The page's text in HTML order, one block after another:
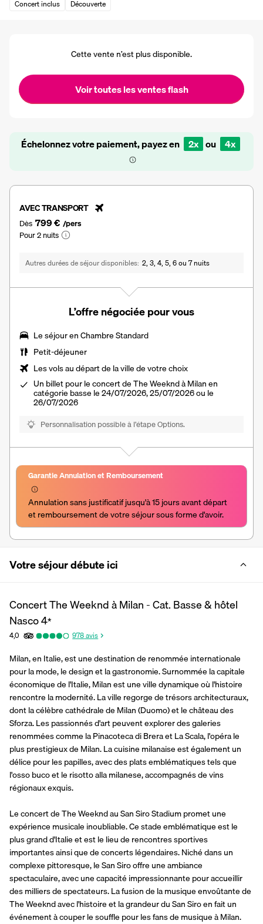
Concert inclus Découverte
Cette vente n’est plus disponible.
Voir toutes les ventes flash
Échelonnez votre paiement, payez en 2x ou 4x
AVEC TRANSPORT
Dès 799 € /pers
Pour 2 nuits
Autres durées de séjour disponibles 2, 3, 4, 5, 6 ou 7 nuits
L’offre négociée pour vous
Le séjour en Chambre Standard
Petit-déjeuner
Les vols au départ de la ville de votre choix
Un billet pour le concert de The Weeknd à Milan en
catégorie basse le 24/07/2026, 25/07/2026 ou le
26/07/2026
Personnalisation possible à l’étape Options.
Garantie Annulation et Remboursement
Annulation sans justificatif jusqu'à 15 jours avant départ
et remboursement de votre séjour sous forme d'avoir.
Votre séjour débute ici
Concert The Weeknd à Milan - Cat. Basse & hôtel
Nasco4*
4,0 978avis
Milan, en Italie, est une destination de renommée internationale
pour la mode, le design et la gastronomie. Surnommée la capitale
économique de l'Italie, Milan est une ville dynamique où l'histoire
rencontre la modernité. La ville regorge de trésors architecturaux,
dont la célèbre cathédrale de Milan (Duomo) et le château des
Sforza. Les passionnés d'art peuvent explorer des galeries
renommées comme la Pinacoteca di Brera et La Scala, l'opéra le
plus prestigieux de Milan. La cuisine milanaise est également un
délice pour les papilles, avec des plats emblématiques tels que
l'osso buco et le risotto alla milanese, accompagnés de vins
régionaux exquis.
Le concert de The Weeknd au San Siro Stadium promet une
expérience musicale inoubliable. Ce stade emblématique est le
plus grand d'Italie et est le lieu de rencontres sportives
importantes ainsi que de concerts légendaires. Niché dans un
complexe pittoresque, le San Siro offre une ambiance
spectaculaire, avec une capacité impressionnante pour accueillir
des milliers de spectateurs. La fusion de la musique envoûtante de
The Weeknd avec l'histoire et la grandeur du San Siro en fait un
événement à couper le souffle pour les fans de musique à Milan.